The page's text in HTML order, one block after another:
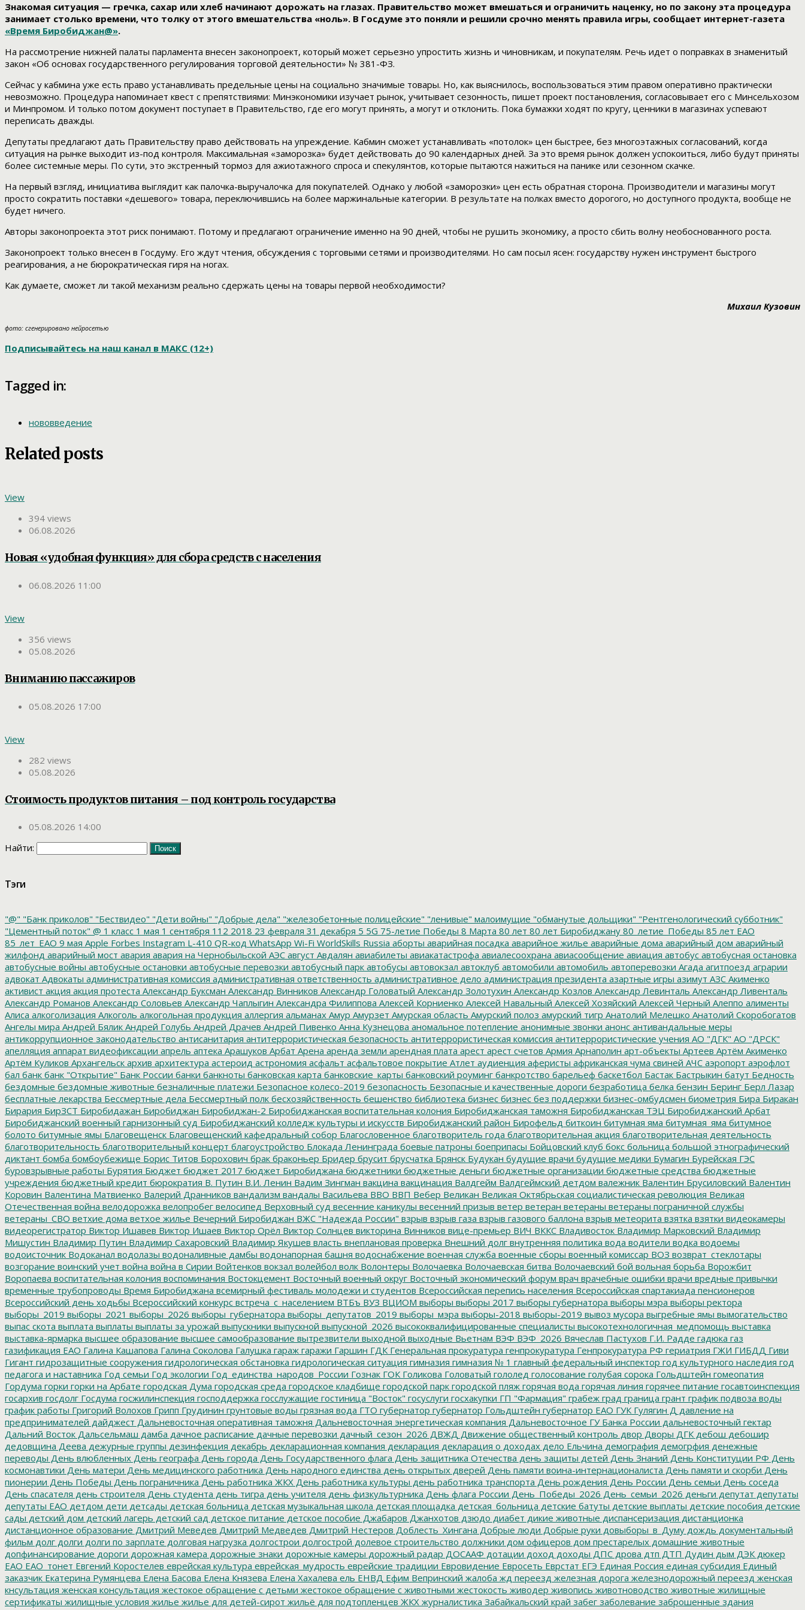
Знакомая ситуация — гречка, сахар или хлеб начинают дорожать на глазах. Правительство может вмешаться и ограничить наценку, но по закону эта процедура
занимает столько времени, что толку от этого вмешательства «ноль». В Госдуме это поняли и решили срочно менять правила игры, сообщает интернет-газета
«Время Биробиджан@».
На рассмотрение нижней палаты парламента внесен законопроект, который может серьезно упростить жизнь и чиновникам, и покупателям. Речь идет о поправках в знаменитый
закон «Об основах государственного регулирования торговой деятельности» № 381-ФЗ.
Сейчас у кабмина уже есть право устанавливать предельные цены на социально значимые товары. Но, как выяснилось, воспользоваться этим правом оперативно практически
невозможно. Процедура напоминает квест с препятствиями: Минэкономики изучает рынок, учитывает сезонность, пишет проект постановления, согласовывает его с Минсельхозом
и Минпромом. И только потом документ поступает в Правительство, где его могут принять, а могут и отклонить. Пока бумажки ходят по кругу, ценники в магазинах успевают
переписать дважды.
Депутаты предлагают дать Правительству право действовать на упреждение. Кабмин сможет устанавливать «потолок» цен быстрее, без многоэтажных согласований, когда
ситуация на рынке выходит из-под контроля. Максимальная «заморозка» будет действовать до 90 календарных дней. За это время рынок должен успокоиться, либо будут приняты
более системные меры. По сути, это экстренный тормоз для ажиотажного спроса и спекулянтов, которые пытаются нажиться на панике или сезонном скачке.
На первый взгляд, инициатива выглядит как палочка-выручалочка для покупателей. Однако у любой «заморозки» цен есть обратная сторона. Производители и магазины могут
просто сократить поставки «дешевого» товара, переключившись на более маржинальные категории. В результате на полках вместо дорогого, но доступного продукта, вообще не
будет ничего.
Авторы законопроекта этот риск понимают. Потому и предлагают ограничение именно на 90 дней, чтобы не рушить экономику, а просто сбить волну необоснованного роста.
Законопроект только внесен в Госдуму. Его ждут чтения, обсуждения с торговыми сетями и производителями. Но сам посыл ясен: государству нужен инструмент быстрого
реагирования, а не бюрократическая гиря на ногах.
Как думаете, сможет ли такой механизм реально сдержать цены на товары первой необходимости?
Михаил Кузовин
фото: сгенерировано нейросетью
Подписывайтесь на наш канал в МАКС (12+)
Tagged in:
нововведение
Related posts
View
394 views
06.08.2026
Новая «удобная функция» для сбора средств с населения
06.08.2026 11:00
View
356 views
05.08.2026
Вниманию пассажиров
05.08.2026 17:00
View
282 views
05.08.2026
Стоимость продуктов питания – под контроль государства
05.08.2026 14:00
Найти:
Тэги
"@" "Банк приколов" "Бествидео" "Дети войны" "Добрые дела" "железобетонные полицейские" "ленивые" малоимущие "обманутые дольщики" "Рентгенологический субботник"
"Цементный поток" @ 1 класс 1 мая 1 сентября 112 2018 23 февраля 31 декабря 5 5G 75-летие Победы 8 Марта 80 лет 80 лет Биробиджану 80_летие_Победы 85 лет ЕАО
85_лет_ЕАО 9 мая Apple Forbes Instagram L-410 QR-код WhatsApp Wi-Fi WorldSkills Russia аборты аварийная посадка аварийное жилье аварийные дома аварийный дом аварийный
жилфонд аварийный мост авария авария на Чернобыльской АЭС август Авдалян авиабилеты авиакатастрофа авиалесоохрана авиасообщение авиация автобус автобусная остановка
автобусные войны автобусные остановки автобусные перевозки автобусный парк автобусы автовокзал автоклуб автомобили автомобиль автоперевозки Агада агитпоезд аграрии
адвокат Адвокаты административная комиссия административная ответственность административное дело администрация президента азартные игры азимут АЗС Акименко
активист акция акция протеста Александр Буксман Александр Винников Александр Головатый Александр Золотухин Александр Козлов Александр Левинталь Александр Ливенталь
Александр Романов Александр Соловьев Александр Чаплыгин Александра Филиппова Алексей Корниенко Алексей Навальный Алексей Хозяйский Алексей Черный Алеппо алименты
Алиса алкоголизация Алкоголь алкогольная продукция аллергия альманах Амур Амурзет Амурская область Амурский полоз амурский тигр Анатолий Мелешко Анатолий Скоробогатов
Ангелы мира Андрей Бялик Андрей Голубь Андрей Драчев Андрей Пивенко Анна Кузнецова аномальное потепление анонимные звонки анонс антивандальные меры
антикоррупционное законодательство антисанитария антитеррористическая безопасность антитеррористическая комиссия антитеррористические учения АО "ДГК" АО "ДРСК"
апелляция аппарат видеофиксации апрель аптека Арашуков Арбат Арена аренда земли арендная плата арест арест счетов Армия Арнаполин арт-объекты Артеев Артём Акименко
Артём Куликов Архангельск архив архитектура астероид астрономия асфальт асфальтовое покрытие Атлет аудиенция аферисты африканская чума свиней АЧС аэропорт аэрофлот
бал банк банк "Открытие" Банк России банки банкноты банковская карта банковские_карты банковский роуминг банкротство барельеф баскетбол Бастак Бастрыкин батут Бедность
бездомные бездомные животные безналичные платежи Безопасное колесо-2019 безопасность Безопасные и качественные дороги безработица белка бензин Беринг Берл Лазар
бесплатные лекарства Бессмертные дела Бессмертный полк бесхозяйственность бешенство библиотека бизнес бизнес без поддержки бизнес-омбудсмен биометрия Бира Биракан
Бирария БирЗСТ Биробидажан Биробиджан Биробиджан-2 Биробиджанская воспитательная колония Биробиджанская таможня Биробиджанская ТЭЦ Биробиджанский Арбат
Биробиджанский военный гарнизонный суд Биробиджанский колледж культуры и искусств Биробиджанский район Бирофельд биткоин битумная яма битумная_яма битумное
болото битумные ямы Благовещенск Благовещенский кафедральный собор Благословенное благотворитель года благотворительная акция благотворительная деятельность
благотворительность благотворительный концерт благоустройство Блокада Ленинграда боевые патроны боеприпасы Бойцовский клуб бокс больница большой этнографический
диктант бомба бомбоубежище Борис Титов Борохович брак браконьер Бридер брусит брусчатка Брянск Будукан будущие врачи будущие медики Бумагин Бурейская ГЭС
буровзрывные работы Бурятия Бюджет бюджет 2017 бюджет Биробиджана бюджетники бюджетные деньги бюджетные организации бюджетные средства бюджетные
учреждения бюджетный кредит бюрократия В. Путин В.И. Ленин Вадим Зингман вакцина вакцинация Валдгейм Валдгеймский детдом валежник Валентин Брусиловский Валентин
Коровин Валентина Матвиенко Валерий Дранников вандализм вандалы Васильева ВВО ВВП Вебер Великан Великая Октябрьская социалистическая революция Великая
Отечественная война велодорожка велопробег велосипед Верховный суд весенние каникулы весенний призыв ветер ветеран ветераны ветераны пограничной службы
ветераны_СВО ветхие дома ветхое жилье Вечерний Биробиджан ВЖС "Надежда России" взрыв взрыв газа взрыв газового баллона взрыв метеорита взятка взятки видеокамеры
видеорегистратор Виктор Ишавев Виктор Ишаев Виктор Орёл Виктор Солнцев викторина Винников вице-премьер ВИЧ ВККС Владивосток Владимир Марковский Владимир
Мишустин Владимир Путин Владимир Сахаровский Владимир Якушев власть внеплановая проверка Внешний долг внутренняя политика вода водители водка водоемы
водоисточник Водоканал водолазы водоналивные дамбы водонапорная башня водоснабжение военная служба военные сборы военный комиссар ВОЗ возврат_стеклотары
возгорание воинский учет война война в Сирии Войтенков вокзал волейбол волк Волонтеры Волочаевка Волочаевская битва Волочаевский бой вольная борьба Ворожбит
Воропаева воспитательная колония воспоминания Востокцемент Восточный военный округ Восточный экономический форум врач врачебные ошибки врачи вредные привычки
временные трубопроводы Время Биробиджана всемирный фестиваль молодежи и студентов Всероссийская перепись населения Всероссийская спартакиада пенсионеров
Всероссийский день ходьбы Всероссийский конкурс встреча_с_населением ВТБъ ВУЗ ВЦИОМ выборы выборы 2017 выборы губернатора выборы мэра выборы ректора
выборы_2019 выборы_2021 выборы_2026 выборы_губернатора выборы_депутатов_2019 выборы_мэра выборы-2018 выборы-2019 вывоз мусора выгребные ямы вымогательство
выпас скота выплата выплаты выплаты за урожай выпускники выпускной выпускной_2026 высококвалифицированные специалисты высокотехнологичная_медпомощь выставка
выставка-ярмарка высшее образование высшее самообразование вытрезвители выходной выходные Вьетнам ВЭФ ВЭФ_2026 Вячеслав Пастухов Г.И. Радде гадюка газ
газификация ЕАО Галина Кашапова Галина Соколова Галушка гараж гаражи Гаршин ГДК Генеральная прокуратура генпрокуратура Генпрокуратура РФ гериатрия ГЖИ ГИБДД Гиви
Гигант гидрозащитные сооружения гидрологическая обстановка гидрологическая ситуация гимназия гимназия № 1 главный федеральный инспектор год культурного наследия год
педагога и наставника Год семьи Год экологии Год_единства_народов_России Гознак ГОК Голикова Головатый гололед голосование голубая сорока Гольдштейн гомеопатия
Гордума горки горки на Арбате городская Дума городская среда городское кладбище городской парк городской пляж горячая вода горячая линия горячее питание госавтоинспекция
госархив госдолг Госдума госжилинспекция господдержка госслужащие гостиница "Восток" госуслуги госхакупки ГП "Фармация" грабеж град граница грант график подвоза воды
график работы Григорий Волохов Грипп Грудинин грунтовые воды грязная вода ГТО губернатор губернатор Гольдштейн губернатор ЕАО ГУК Гулягин Д давление на
предпринимателей дайджест Дальневосточная оперативная таможня Дальневосточная энергетическая компания Дальневосточное ГУ Банка России дальневосточный гектар
Дальний Восток Дальсельмаш дамба дачное расписание дачные перевозки дачный_сезон_2026 ДВЖД Движение общественный контроль двор Дворы ДГК дебош дебошир
дедовщина Деева дежурные группы дезинфекция декабрь декларационная компания декларация декларация о доходах дело Ельчина демография демогрфия денежные
переводы День влюбленных День географа День города День Государственного флага День защитника Отечества день защиты детей День Знаний День Конституции РФ День
космонавтики День матери День медицинского работника День народного единства день открытых дверей День памяти воина-интернационалиста День памяти и скорби День
пионерии День Победы День пограничника День работника ЖКХ День работника культуры день работника транспорта День рождения День России День семьи День соседа
День спасателя день строителя День студента день тигра день учителя день физкультурника День флага России День_Победы_2026 День_семьи_2026 деньги депутат депутаты
депутаты ЕАО детдом дети детсады детская больница детская музыкальная школа детская площадка детская_больница детские батуты детские выплаты детские пособия детские
сады детский дом детский лагерь детский сад детское питание детское пособие Джабаров Джанхотов дзюдо диабет дикие животные диспансеризация дистанционка
дистанционное образование Дмитрий Меведев Дмитрий Медведев Дмитрий Нестеров Доблесть_Хингана Добрые люди Добрые руки довыборы_в_Думу дождь документальный
фильм долг долги долги по зарплате долговая нагрузка долгострои долгострой долевое строительство должники дом офицеров дом престарелых домашние животные
допфинансирование дороги дорожная камера дорожные знаки дорожные камеры дорожный радар ДОСААФ дотации доход доходы ДПС дрова дтп ДТП Дудин дым ДЭК дюкер
ЕАО ЕАО_тонет Евгений Коростелев еврейская культура еврейская_мудрость еврейские традиции Евровидение Евросеть Еврстат ЕГЭ Единая Россия единая субсидия Единый
заказчик Екатерина Румянцева Елена Басова Елена Князева Елена Хахалева ель ЕНВД Ефим Вепринский жалоба жд переезд железная дорога железнодорожный переезд женская
кнсультация женская консультация жестокое обращение с детьми жестокое обращение с животными жестокость живодер живопись животноводство животные жилищные
сертификаты жилищные условия жилье жилье для детей-сирот жильё для подтопленцев ЖКХ журналистика Забайкальский край забег заболевание заброшенные здания